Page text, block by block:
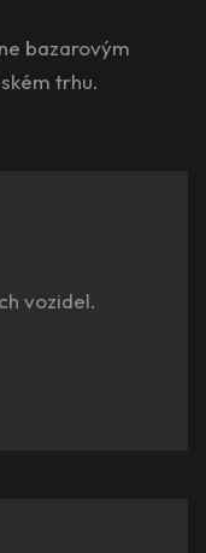
bazarovým
trhu.
vozidel.